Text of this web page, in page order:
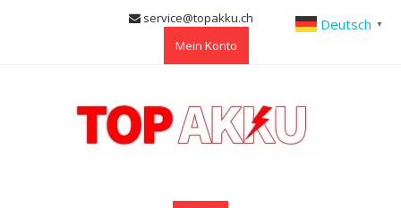
service@topakku.ch
Mein Konto
Deutsch ▼